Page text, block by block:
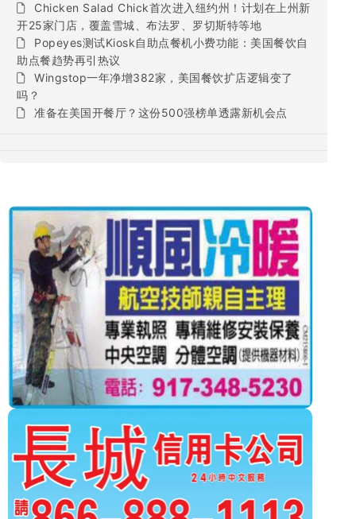
Chicken Salad Chick首次进入纽约州！计划在上州新
开25家门店，覆盖雪城、布法罗、罗切斯特等地
Popeyes测试Kiosk自助点餐机小费功能：美国餐饮自
助点餐趋势再引热议
Wingstop一年净增382家，美国餐饮扩店逻辑变了
吗？
准备在美国开餐厅？这份500强榜单透露新机会点